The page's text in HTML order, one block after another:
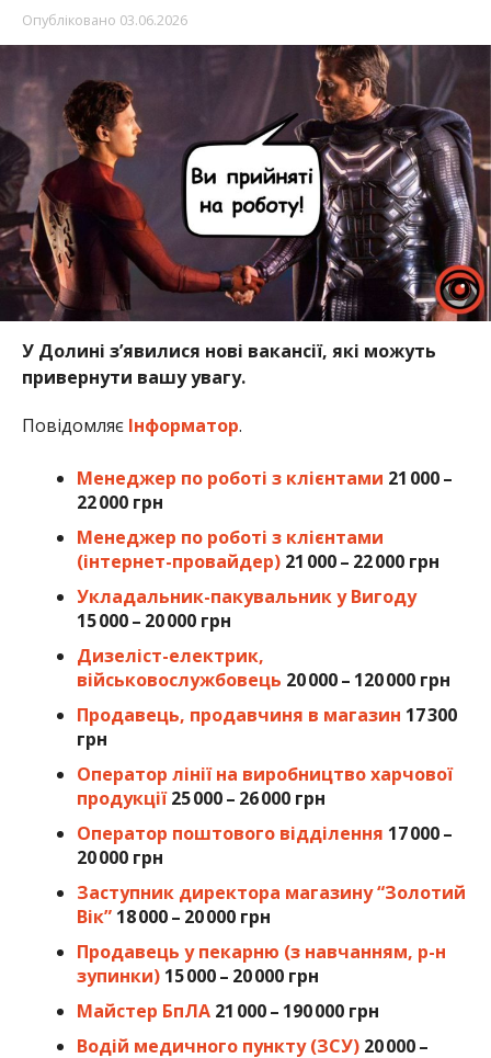
Опубліковано 03.06.2026
У Долині з’явилися нові вакансії, які можуть
привернути вашу увагу.
Повідомляє Інформатор.
Менеджер по роботі з клієнтами 21 000 –
22 000 грн
Менеджер по роботі з клієнтами
(інтернет-провайдер) 21 000 – 22 000 грн
Укладальник-пакувальник у Вигоду
15 000 – 20 000 грн
Дизеліст-електрик,
військовослужбовець 20 000 – 120 000 грн
Продавець, продавчиня в магазин 17 300
грн
Оператор лінії на виробництво харчової
продукції 25 000 – 26 000 грн
Оператор поштового відділення 17 000 –
20 000 грн
Заступник директора магазину “Золотий
Вік” 18 000 – 20 000 грн
Продавець у пекарню (з навчанням, р-н
зупинки) 15 000 – 20 000 грн
Майстер БпЛА 21 000 – 190 000 грн
Водій медичного пункту (ЗСУ) 20 000 –